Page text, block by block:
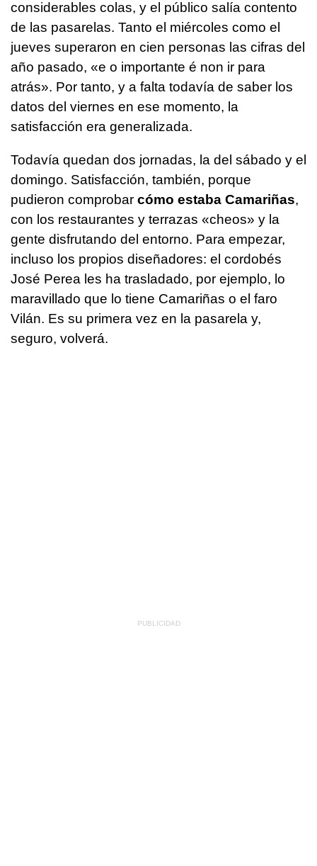
considerables colas, y el público salía contento
de las pasarelas. Tanto el miércoles como el
jueves superaron en cien personas las cifras del
año pasado, «e o importante é non ir para
atrás». Por tanto, y a falta todavía de saber los
datos del viernes en ese momento, la
satisfacción era generalizada.
Todavía quedan dos jornadas, la del sábado y el
domingo. Satisfacción, también, porque
pudieron comprobar cómo estaba Camariñas,
con los restaurantes y terrazas «cheos» y la
gente disfrutando del entorno. Para empezar,
incluso los propios diseñadores: el cordobés
José Perea les ha trasladado, por ejemplo, lo
maravillado que lo tiene Camariñas o el faro
Vilán. Es su primera vez en la pasarela y,
seguro, volverá.